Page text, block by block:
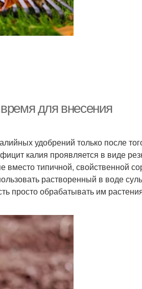
для внесения
удобрений только после
калия проявляется в виде
вместо типичной, свойственной
растворенный в воде
просто обрабатывать им